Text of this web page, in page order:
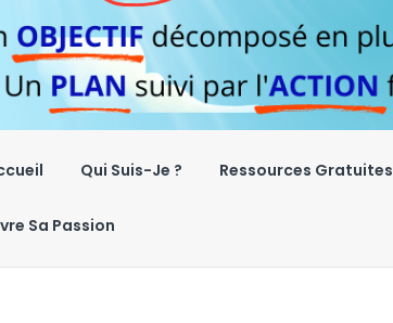
Qui Suis-Je ? Ressources Gratuites
Sa Passion